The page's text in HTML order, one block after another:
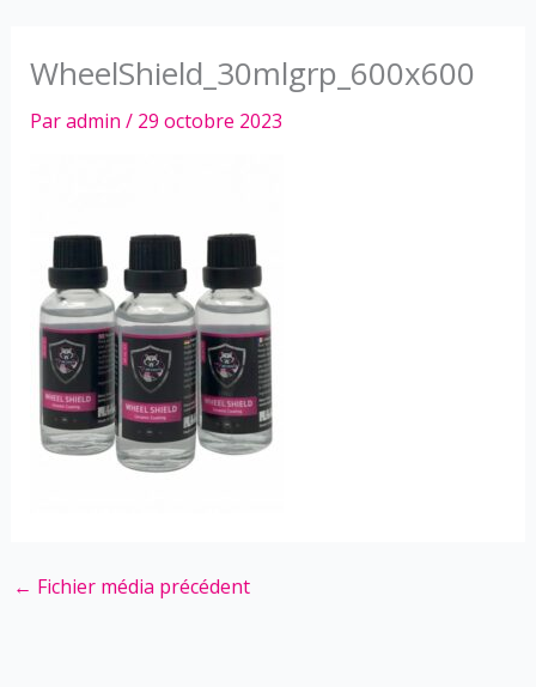
WheelShield_30mlgrp_600x600
Paradmin / 29 octobre 2023
← Fichier média précédent